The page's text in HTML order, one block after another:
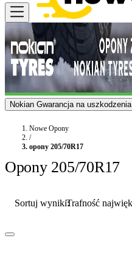
Nokian Gwarancja na uszkodzenia
Nowe Opony
/
opony 205/70R17
Opony 205/70R17
Sortuj wyniki: